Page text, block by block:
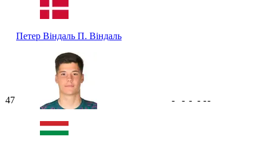
Петер Віндаль П. Віндаль
47 - - - - --